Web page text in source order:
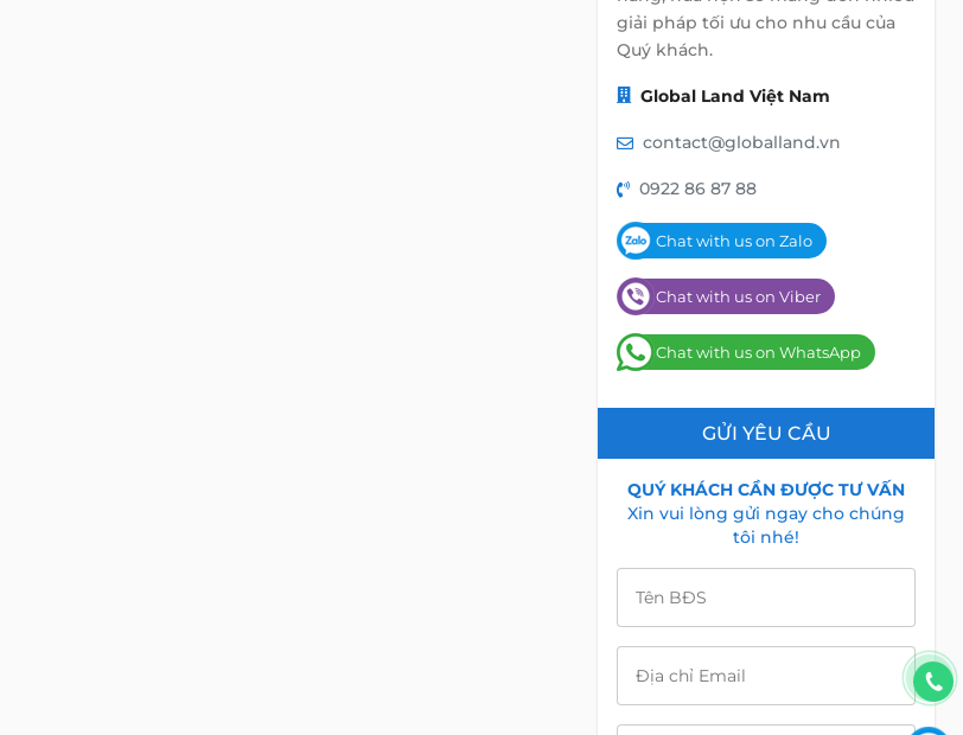
giải pháp tối ưu cho nhu cầu của
Quý khách.
Global Land Việt Nam
contact@globalland.vn
0922 86 87 88
Chat with us on Zalo
Chat with us on Viber
Chat with us on WhatsApp
GỬI YÊU CẦU
QUÝ KHÁCH CẦN ĐƯỢC TƯ VẤN
Xin vui lòng gửi ngay cho chúng
tôi nhé!
Tên BĐS
Địa chỉ Email